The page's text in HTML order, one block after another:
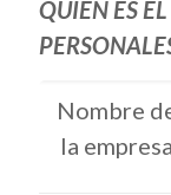
QUIÉN ES
Nombre
la empresa